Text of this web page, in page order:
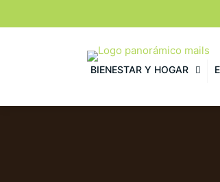
BIENESTAR Y HOGAR